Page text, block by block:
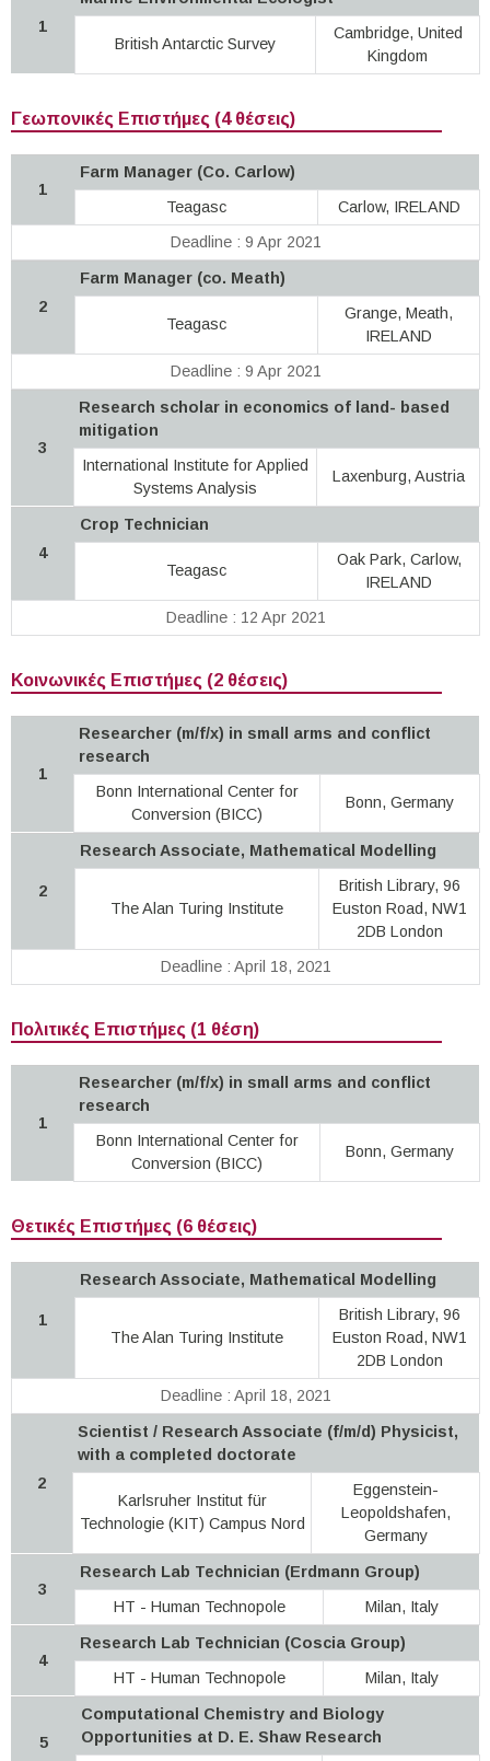
1
British Antarctic Survey
Cambridge, United
Kingdom
Γεωπονικές Επιστήμες (4 θέσεις)
1
Farm Manager (Co. Carlow)
Teagasc
Carlow, IRELAND
Deadline : 9 Apr 2021
2
Farm Manager (co. Meath)
Teagasc
Grange, Meath,
IRELAND
Deadline : 9 Apr 2021
3
Research scholar in economics of land- based
mitigation
International Institute for Applied
Systems Analysis
Laxenburg, Austria
4
Crop Technician
Teagasc
Oak Park, Carlow,
IRELAND
Deadline : 12 Apr 2021
Κοινωνικές Επιστήμες (2 θέσεις)
1
Researcher (m/f/x) in small arms and conflict
research
Bonn International Center for
Conversion (BICC)
Bonn, Germany
2
Research Associate, Mathematical Modelling
The Alan Turing Institute
British Library, 96
Euston Road, NW1
2DB London
Deadline : April 18, 2021
Πολιτικές Επιστήμες (1 θέση)
1
Researcher (m/f/x) in small arms and conflict
research
Bonn International Center for
Conversion (BICC)
Bonn, Germany
Θετικές Επιστήμες (6 θέσεις)
1
Research Associate, Mathematical Modelling
The Alan Turing Institute
British Library, 96
Euston Road, NW1
2DB London
Deadline : April 18, 2021
2
Scientist / Research Associate (f/m/d) Physicist,
with a completed doctorate
Karlsruher Institut für
Technologie (KIT) Campus Nord
Eggenstein-
Leopoldshafen,
Germany
3
Research Lab Technician (Erdmann Group)
HT - Human Technopole
Milan, Italy
4
Research Lab Technician (Coscia Group)
HT - Human Technopole
Milan, Italy
5
Computational Chemistry and Biology
Opportunities at D. E. Shaw Research